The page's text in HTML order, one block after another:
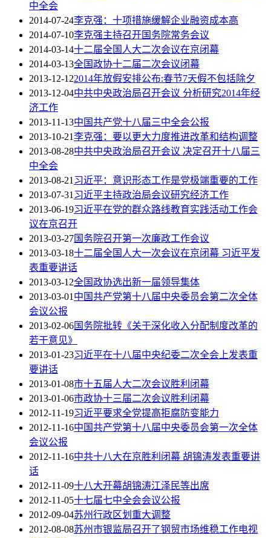
中全会
2014-07-24李克强：十项措施缓解企业融资成本高
2014-07-10李克强主持召开国务院常务会议
2014-03-14十二届全国人大二次会议在京闭幕
2014-03-13全国政协十二届二次会议闭幕
2013-12-122014年放假安排公布:春节7天假不包括除夕
2013-12-04中共中央政治局召开会议 分析研究2014年经
济工作
2013-11-13中国共产党十八届三中全会公报
2013-10-21李克强：要以更大力度推进改革和结构调整
2013-08-28中共中央政治局召开会议 决定召开十八届三
中全会
2013-08-21习近平：意识形态工作是党极端重要的工作
2013-07-31习近平主持政治局会议研究经济工作
2013-06-19习近平在党的群众路线教育实践活动工作会
议在京召开
2013-03-27国务院召开第一次廉政工作会议
2013-03-18十二届全国人大一次会议在京闭幕 习近平发
表重要讲话
2013-03-12全国政协选出新一届领导集体
2013-03-01中国共产党第十八届中央委员会第二次全体
会议公报
2013-02-06国务院批转《关于深化收入分配制度改革的
若干意见》
2013-01-23习近平在十八届中央纪委二次全会上发表重
要讲话
2013-01-08市十五届人大二次会议胜利闭幕
2013-01-06市政协十三届二次会议胜利闭幕
2012-11-19习近平要求全党提高拒腐防变能力
2012-11-16中国共产党第十八届中央委员会第一次全体
会议公报
2012-11-16中共十八大在京胜利闭幕 胡锦涛发表重要讲
话
2012-11-09十八大开幕胡锦涛江泽民等出席
2012-11-05十七届七中全会会议公报
2012-09-04苏州行政区划重大调整
2012-08-08苏州市银监局召开了钢贸市场维稳工作电视